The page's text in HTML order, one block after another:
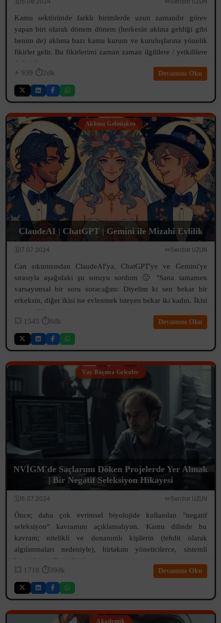
Kamu sektöründe farklı birimlerde uzun zamandır görev
yapan biri olarak dönem dönem (herkesin aklına geldiği gibi
benim de) aklıma bazı kamu kurum ve kuruluşlarına yönelik
fikirler gelir. Bu fikirlerimi zaman zaman ilgililere / yetkililere
doğrudan v...
⚡️ 939 ⏱️2dk Devamını Oku
Aklıma Gelmişken
ClaudeAI | ChatGPT | Gemini ile Mizahi Evlilik
🗓️17.07.2024 ✏️Serdar UZUN
Can sıkıntısından ClaudeAI'ya, ChatGPT'ye ve Gemini'ye
sırasıyla aşağıdaki şu soruyu sordum 🙂 "Sana tamamen
varsayımsal bir soru soracağım: Diyelim ki sen bekar bir
erkeksin, diğer ikisi ise evlenmek isteyen bekar iki kadın. İkisi
sana geldi ve senin...
💥 1545 ⏱️8dk Devamını Oku
Vay Başıma Gelenler
NVİGM'de Saçlarımı Döken Projelerde Yer Almak
| Bir Negatif Seleksiyon Hikayesi
🗓️16.07.2024 ✏️Serdar UZUN
Önce; daha çok evrimsel biyolojide kullanılan "negatif
seleksiyon" kavramını açıklamalıyım. Kamu dilinde bu
kavram; nitelikli ve donanımlı kişilerin (tehdit olarak
algılanmaları nedeniyle), birtakım yöneticilerce, sistemli
biçimde pasifleştirilerek v...
💥 1718 ⏱️39dk Devamını Oku
Akademik